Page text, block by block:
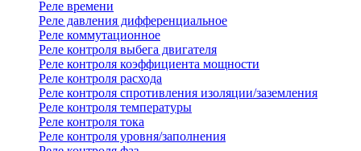
Реле времени
Реле давления дифференциальное
Реле коммутационное
Реле контроля выбега двигателя
Реле контроля коэффициента мощности
Реле контроля расхода
Реле контроля спротивления изоляции/заземления
Реле контроля температуры
Реле контроля тока
Реле контроля уровня/заполнения